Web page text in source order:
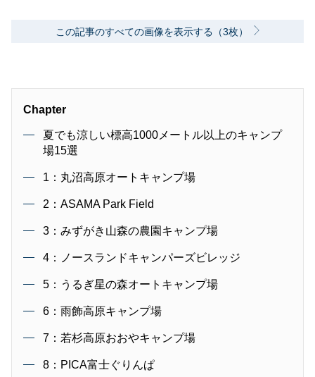
この記事のすべての画像を表示する（3枚）
Chapter
夏でも涼しい標高1000メートル以上のキャンプ
場15選
1：丸沼高原オートキャンプ場
2：ASAMA Park Field
3：みずがき山森の農園キャンプ場
4：ノースランドキャンパーズビレッジ
5：うるぎ星の森オートキャンプ場
6：雨飾高原キャンプ場
7：若杉高原おおやキャンプ場
8：PICA富士ぐりんぱ